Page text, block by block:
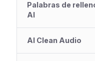
Palabras de
AI
AI Clean Audio